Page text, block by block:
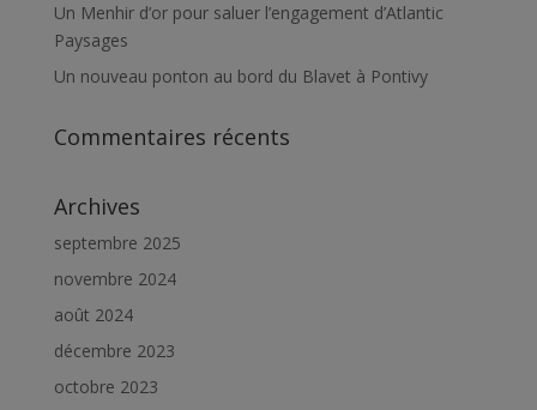
Un Menhir d’or pour saluer l’engagement d’Atlantic
Paysages
Un nouveau ponton au bord du Blavet à Pontivy
Commentaires récents
Archives
septembre 2025
novembre 2024
août 2024
décembre 2023
octobre 2023